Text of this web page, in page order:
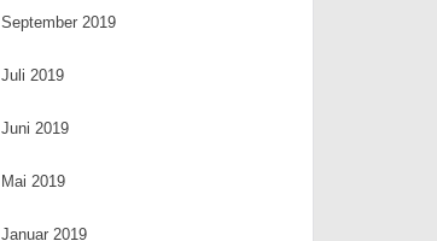
September 2019
Juli 2019
Juni 2019
Mai 2019
Januar 2019